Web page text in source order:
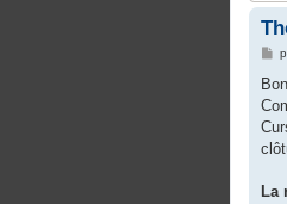
M
s
a
g
La